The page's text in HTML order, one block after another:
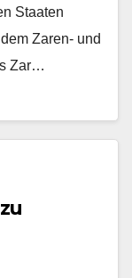
Staaten
Zaren- und
Zar…